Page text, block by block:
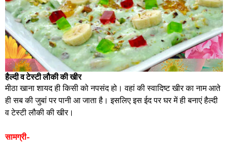
हैल्दी व टेस्टी लौकी की खीर
मीठा खाना शायद ही किसी को नपसंद हो। वहां की स्वादिष्ट खीर का नाम आते
ही सब की जुबां पर पानी आ जाता है। इसलिए इस ईद पर घर में ही बनाएं हैल्दी
व टेस्टी लौकी की खीर।
सामग्री-